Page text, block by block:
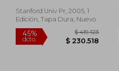
Inglés)
Stanford Univ Pr, 2005, 1
Edición, Tapa Dura, Nuevo